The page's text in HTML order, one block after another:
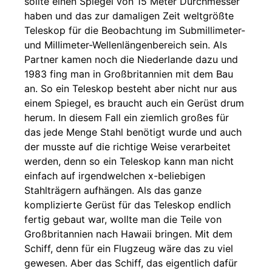
haben und das zur damaligen Zeit weltgrößte
Teleskop für die Beobachtung im Submillimeter-
und Millimeter-Wellenlängenbereich sein. Als
Partner kamen noch die Niederlande dazu und
1983 fing man in Großbritannien mit dem Bau
an. So ein Teleskop besteht aber nicht nur aus
einem Spiegel, es braucht auch ein Gerüst drum
herum. In diesem Fall ein ziemlich großes für
das jede Menge Stahl benötigt wurde und auch
der musste auf die richtige Weise verarbeitet
werden, denn so ein Teleskop kann man nicht
einfach auf irgendwelchen x-beliebigen
Stahlträgern aufhängen. Als das ganze
komplizierte Gerüst für das Teleskop endlich
fertig gebaut war, wollte man die Teile von
Großbritannien nach Hawaii bringen. Mit dem
Schiff, denn für ein Flugzeug wäre das zu viel
gewesen. Aber das Schiff, das eigentlich dafür